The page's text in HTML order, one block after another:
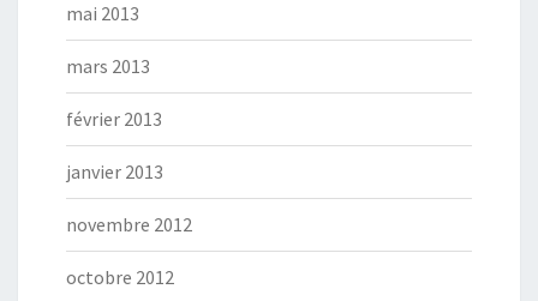
mai 2013
mars 2013
février 2013
janvier 2013
novembre 2012
octobre 2012